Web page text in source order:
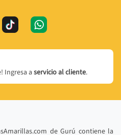
Ingresa a servicio al cliente.
de Gurú contiene la